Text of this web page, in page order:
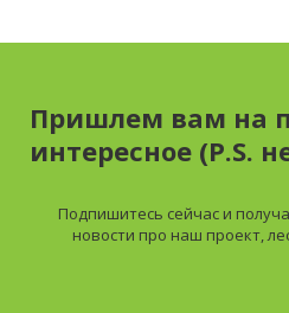
Пришлем вам на
интересное (P.S.
Подпишитесь сейчас и
новости про наш проект,